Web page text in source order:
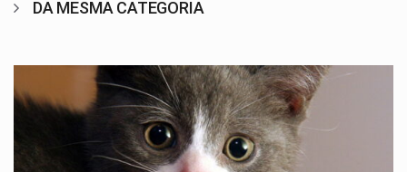
DA MESMA CATEGORIA